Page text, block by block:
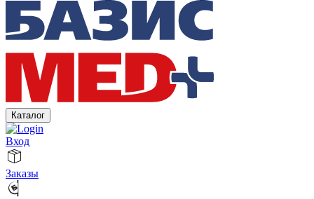
Каталог
Вход
Заказы